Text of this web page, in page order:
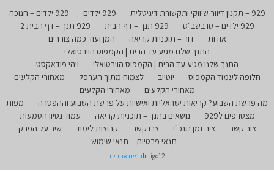
929 – תקנון דיוור שיווקי ותקשורת דיגיטלית 929 ילדים
929 ילדים – חנוכה
929 ילדים – טו בשב"ט
929 תנך – דף הבית
929 תנך – דף הבית 2
אודות
דור – תוכניות קריאה
המן ועוד כמה צוררים
התנך שלנו מגיע עד הבית | הקמפוס הוירטואלי
התנך שלנו מגיע עד הבית | הקמפוס הוירטואלי
ויהי פודאקסט
חלופה לעמוד הקמפוס
יוטיוב לצמוח מתוך הערפל
מאחורי הקלעים
מאחורי הקלעים
מאחורי הקלעים
מה פרשת השבוע? קריאות ישראליות ואישיות על פרשת השבוע וההפטרה
מפות
מצטרפים ל929
נושאים בתנך – תוכניות קריאה
עמוד נסיון הטמעות
צור קשר
ציר זמן תנכ"י צרו קשר קבוצות לימוד
שיר על הפרק
תנאי פרטיות
תנאי שימוש
Intigo12בניית אתרים